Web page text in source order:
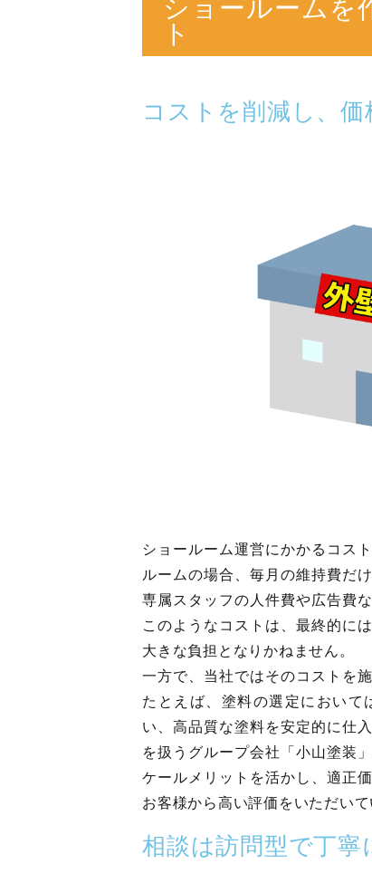
ト
コストを削減し、価
ショールーム運営にかかるコス
ルームの場合、毎月の維持費だ
専属スタッフの人件費や広告費
このようなコストは、最終的に
大きな負担となりかねません。
一方で、当社ではそのコストを
たとえば、塗料の選定におい
い、高品質な塗料を安定的に仕
を扱うグループ会社「小山塗装
ケールメリットを活かし、適正
お客様から高い評価をいただいて
相談は訪問型で丁寧